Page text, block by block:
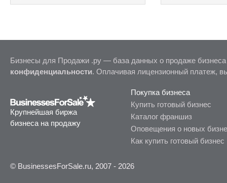
Бизнесы для Продажи .ру — база данных о продаже
конфиденциальности. Оплачивая лицензионный платеж,
Крупнейшая биржа
бизнеса на продажу
Покупка бизнеса
Купить готовый бизнес
Каталог франшиз
Оповещения о новых
Как купить готовый бизнес
© BusinessesForSale.ru, 2007 - 2026